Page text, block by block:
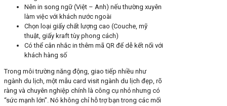
Nên in song ngữ (Việt – Anh) nếu thường xuyên
làm việc với khách nước ngoài
Chọn loại giấy chất lượng cao (Couche, mỹ
thuật, giấy kraft tùy phong cách)
Có thể cân nhắc in thêm mã QR để dễ kết nối với
khách hàng số
Trong môi trường năng động, giao tiếp nhiều như
ngành du lịch, một mẫu card visit ngành du lịch đẹp, rõ
ràng và chuyên nghiệp chính là công cụ nhỏ nhưng có
“sức mạnh lớn”. Nó không chỉ hỗ trợ bạn trong các mối